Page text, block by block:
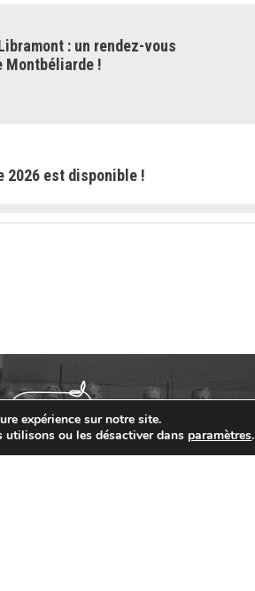
: un rendez-vous
Montbéliarde !
2026 est disponible !
PLUS HAUT ! »
: La génétique MONTBELIARDE JB
expérience sur notre site.
utilisons ou les désactiver dans paramètres.